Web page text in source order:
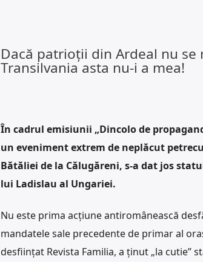
Dacă patrioții din Ardeal nu
Transilvania asta nu-i a mea!
În cadrul emisiunii „Dincolo de
un eveniment extrem de neplăcut
Bătăliei de la Călugăreni, s-a dat jos
lui Ladislau al Ungariei.
Nu este prima acțiune antiromânească
mandatele sale precedente de primar al
desființat Revista Familia, a ținut „la cutie”